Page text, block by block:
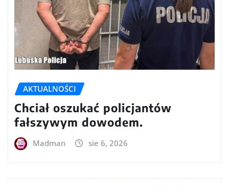
AKTUALNOŚCI
Chciał oszukać policjantów
fałszywym dowodem.
Madman sie 6, 2026